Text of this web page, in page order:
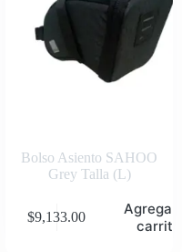
Bolso Asiento SAHOO
Grey Talla (L)
$9,133.00
Agregar
carrito